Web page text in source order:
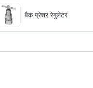
बैक प्रेशर रेगुलेटर